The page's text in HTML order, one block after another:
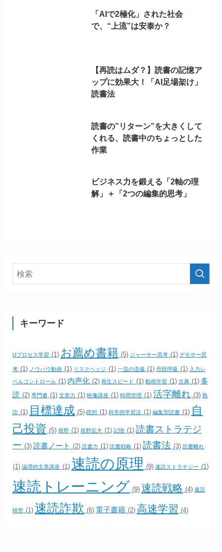
「AIで2極化」された社会
で、“上流”は安泰か？
【再読はムダ？】読書の記憶ア
ップに効果大！「AI足場架け」
読書法
読書の”リターン”を大きくして
くれる、読書中のちょっとした
作業
ビジネス力を鍛える「2軸の理
解」＋「2つの編集的思考」
キーワード
Uプロセス学習 (1) お薦め書籍 (5) ジャーサー思考 (1) デモサー思
考 (1) ノウハウ動画 (1) リスクヘッジ (1) 一流の流儀 (1) 丹田呼吸 (1) 入力レ
ベルコントロール (1) 内声化 (2) 再生スピード (1) 動画学習 (1) 古典 (1) 多
読 (2) 専門書 (1) 文章力 (1) 映像講座 (1) 時間管理 (1) 活字離れ (3) 熟
読 (1) 目標達成 (5) 瞑想 (1) 科学的学習法 (1) 編集型読書 (1) 自
己投資 (5) 視野 (1) 視野拡大 (1) 記憶 (1) 読書ストラテジ
ー (3) 読書ノート (2) 読書力 (1) 読書戦略 (1) 読書法 (3) 読書離れ
(1) 論理的文章講座 (1) 速読の原理 (9) 速読ストラテジー (1)
速読トレーニング (9) 速読戦略 (4) 速読
研究 (1) 速読詐欺 (6) 電子書籍 (2) 高速学習 (4)